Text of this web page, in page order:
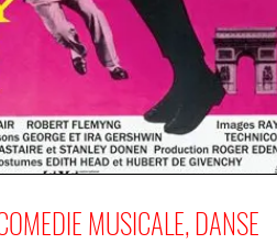
MUSICALE, DANSE